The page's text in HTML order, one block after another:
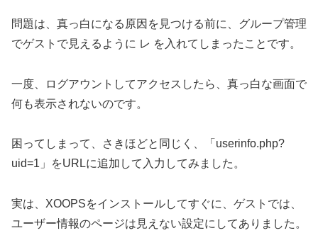
問題は、真っ白になる原因を見つける前に、グループ管理
でゲストで見えるように レ を入れてしまったことです。
一度、ログアウントしてアクセスしたら、真っ白な画面で
何も表示されないのです。
困ってしまって、さきほどと同じく、「userinfo.php?
uid=1」をURLに追加して入力してみました。
実は、XOOPSをインストールしてすぐに、ゲストでは、
ユーザー情報のページは見えない設定にしてありました。